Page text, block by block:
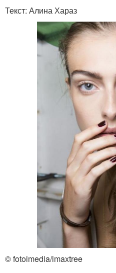
Текст: Алина Хараз
© fotoimedia/imaxtree